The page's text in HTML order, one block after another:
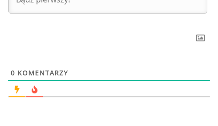
0 KOMENTARZY